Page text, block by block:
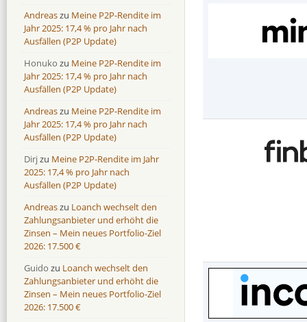
Andreaszu Meine P2P-Rendite im
Jahr 2025: 17,4 % pro Jahr nach
Ausfällen (P2P Update)
Honuko zu Meine P2P-Rendite im
Jahr 2025: 17,4 % pro Jahr nach
Ausfällen (P2P Update)
Andreaszu Meine P2P-Rendite im
Jahr 2025: 17,4 % pro Jahr nach
Ausfällen (P2P Update)
Dirjzu Meine P2P-Rendite im Jahr
2025: 17,4 % pro Jahr nach
Ausfällen (P2P Update)
Andreaszu Loanch wechselt den
Zahlungsanbieter und erhöht die
Zinsen – Mein neues Portfolio-Ziel
2026: 17.500 €
Guido zu Loanch wechselt den
Zahlungsanbieter und erhöht die
Zinsen – Mein neues Portfolio-Ziel
2026: 17.500 €